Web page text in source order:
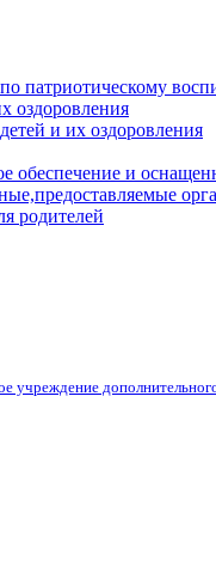
патриотическому
оздоровления
и их оздоровления
обеспечение и
родителей
учреждение